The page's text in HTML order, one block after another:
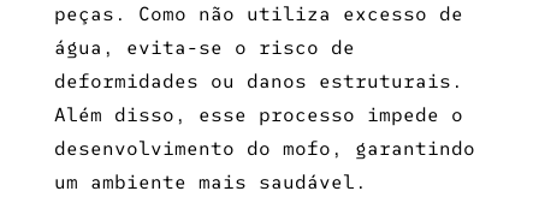
peças. Como não utiliza excesso de
água, evita-se o risco de
deformidades ou danos estruturais.
Além disso, esse processo impede o
desenvolvimento do mofo, garantindo
um ambiente mais saudável.